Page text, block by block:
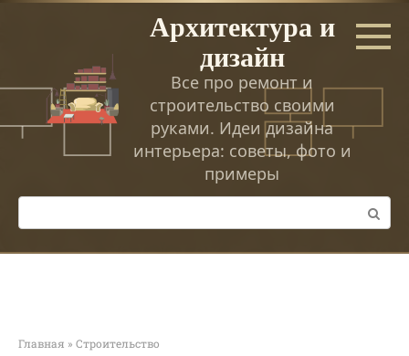
Перейти
Архитектура и
дизайн
Все про ремонт и
строительство своими
руками. Идеи дизайна
интерьера: советы, фото и
примеры
Поиск:
Главная » Строительство